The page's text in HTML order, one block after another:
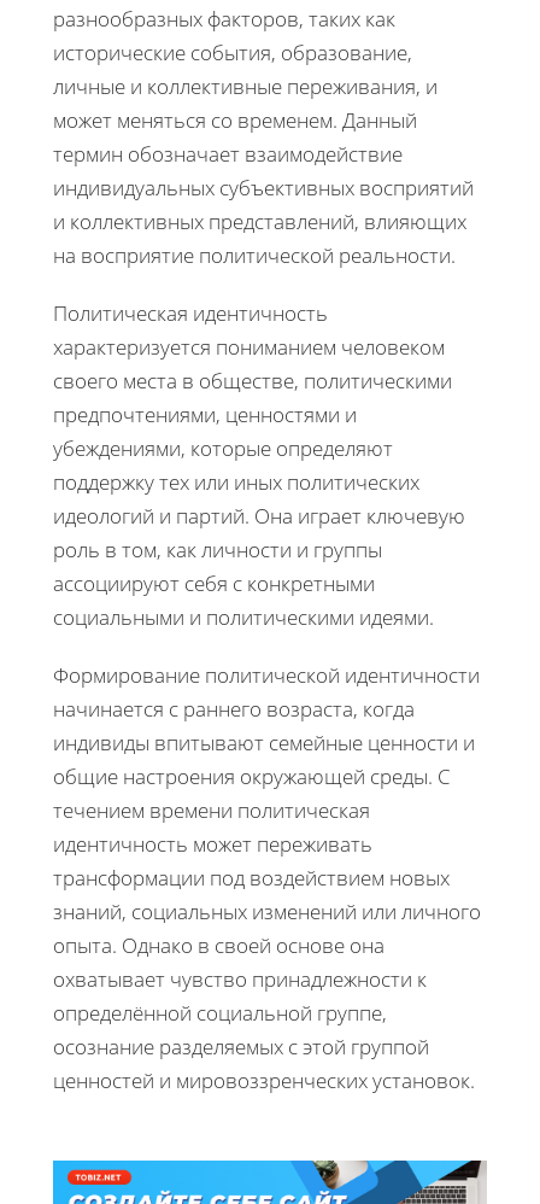
разнообразных факторов, таких как
исторические события, образование,
личные и коллективные переживания, и
может меняться со временем. Данный
термин обозначает взаимодействие
индивидуальных субъективных восприятий
и коллективных представлений, влияющих
на восприятие политической реальности.
Политическая идентичность
характеризуется пониманием человеком
своего места в обществе, политическими
предпочтениями, ценностями и
убеждениями, которые определяют
поддержку тех или иных политических
идеологий и партий. Она играет ключевую
роль в том, как личности и группы
ассоциируют себя с конкретными
социальными и политическими идеями.
Формирование политической идентичности
начинается с раннего возраста, когда
индивиды впитывают семейные ценности и
общие настроения окружающей среды. С
течением времени политическая
идентичность может переживать
трансформации под воздействием новых
знаний, социальных изменений или личного
опыта. Однако в своей основе она
охватывает чувство принадлежности к
определённой социальной группе,
осознание разделяемых с этой группой
ценностей и мировоззренческих установок.